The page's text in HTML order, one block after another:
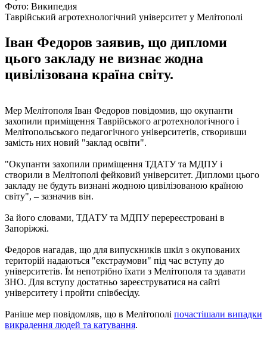
Фото: Википедия
Таврійський агротехнологічний університет у Мелітополі
Іван Федоров заявив, що дипломи
цього закладу не визнає жодна
цивілізована країна світу.
Мер Мелітополя Іван Федоров повідомив, що окупанти
захопили приміщення Таврійського агротехнологічного і
Мелітопольського педагогічного університетів, створивши
замість них новий "заклад освіти".
"Окупанти захопили приміщення ТДАТУ та МДПУ і
створили в Мелітополі фейковий університет. Дипломи цього
закладу не будуть визнані жодною цивілізованою країною
світу", – зазначив він.
За його словами, ТДАТУ та МДПУ перереєстровані в
Запоріжжі.
Федоров нагадав, що для випускників шкіл з окупованих
територій надаються "екстраумови" під час вступу до
університетів. Їм непотрібно їхати з Мелітополя та здавати
ЗНО. Для вступу достатньо зареєструватися на сайті
університету і пройти співбесіду.
Раніше мер повідомляв, що в Мелітополі почастішали випадки
викрадення людей та катування.